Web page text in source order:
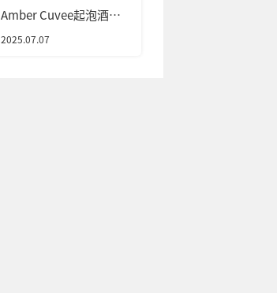
Amber Cuvee起泡酒包
2025.07.07